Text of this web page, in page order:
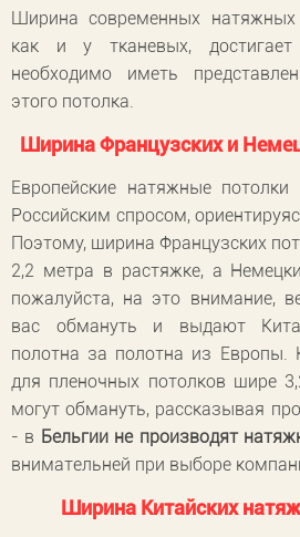
Ширина современных натяжных
как и у тканевых,
необходимо иметь
этого потолка.
Ширина Французских и
Европейские натяжные
Российским спросом,
Поэтому, ширина Французских
2,2 метра в растяжке, а
пожалуйста, на это внимание,
вас обмануть и выдают
полотна за полотна из Европы.
для пленочных потолков шире
могут обмануть, рассказывая
- в Бельгии не производят
внимательней при выборе
Ширина Китайских